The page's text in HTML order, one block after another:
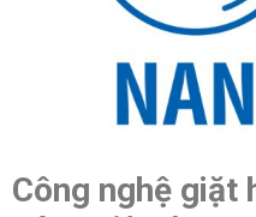
Công nghệ giặt